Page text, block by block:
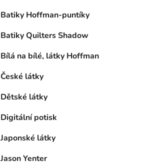
Batiky Hoffman-puntíky
Batiky Quilters Shadow
Bílá na bílé, látky Hoffman
České látky
Dětské látky
Digitální potisk
Japonské látky
Jason Yenter